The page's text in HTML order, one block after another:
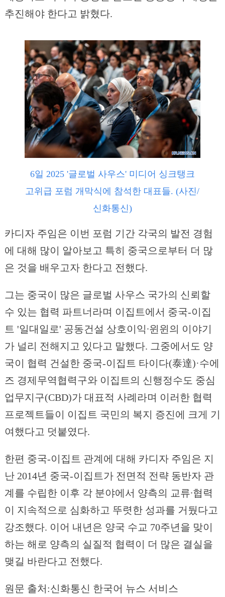
추진해야 한다고 밝혔다.
6일 2025 '글로벌 사우스' 미디어 싱크탱크
고위급 포럼 개막식에 참석한 대표들. (사진/
신화통신)
카디자 주임은 이번 포럼 기간 각국의 발전 경험
에 대해 많이 알아보고 특히 중국으로부터 더 많
은 것을 배우고자 한다고 전했다.
그는 중국이 많은 글로벌 사우스 국가의 신뢰할
수 있는 협력 파트너라며 이집트에서 중국-이집
트 '일대일로' 공동건설 상호이익∙윈윈의 이야기
가 널리 전해지고 있다고 말했다. 그중에서도 양
국이 협력 건설한 중국-이집트 타이다(泰達)·수에
즈 경제무역협력구와 이집트의 신행정수도 중심
업무지구(CBD)가 대표적 사례라며 이러한 협력
프로젝트들이 이집트 국민의 복지 증진에 크게 기
여했다고 덧붙였다.
한편 중국-이집트 관계에 대해 카디자 주임은 지
난 2014년 중국-이집트가 전면적 전략 동반자 관
계를 수립한 이후 각 분야에서 양측의 교류∙협력
이 지속적으로 심화하고 뚜렷한 성과를 거뒀다고
강조했다. 이어 내년은 양국 수교 70주년을 맞이
하는 해로 양측의 실질적 협력이 더 많은 결실을
맺길 바란다고 전했다.
원문 출처:신화통신 한국어 뉴스 서비스